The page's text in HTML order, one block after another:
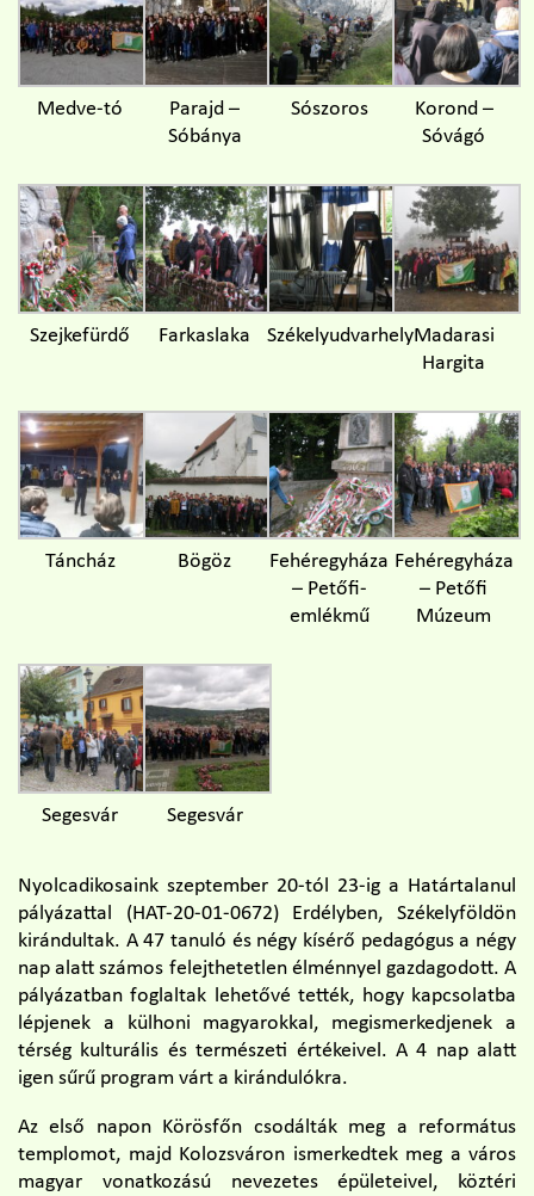
Medve-tó
Parajd –
Sóbánya
Sószoros
Korond –
Sóvágó
Szejkefürdő Farkaslaka SzékelyudvarhelyMadarasi
Hargita
Táncház Bögöz
Fehéregyháza
– Petőfi-
emlékmű
Fehéregyháza
– Petőfi
Múzeum
Segesvár Segesvár
Nyolcadikosaink szeptember 20-tól 23-ig a Határtalanul
pályázattal (HAT-20-01-0672) Erdélyben, Székelyföldön
kirándultak. A 47 tanuló és négy kísérő pedagógus a négy
nap alatt számos felejthetetlen élménnyel gazdagodott. A
pályázatban foglaltak lehetővé tették, hogy kapcsolatba
lépjenek a külhoni magyarokkal, megismerkedjenek a
térség kulturális és természeti értékeivel. A 4 nap alatt
igen sűrű program várt a kirándulókra.
Az első napon Körösfőn csodálták meg a református
templomot, majd Kolozsváron ismerkedtek meg a város
magyar vonatkozású nevezetes épületeivel, köztéri